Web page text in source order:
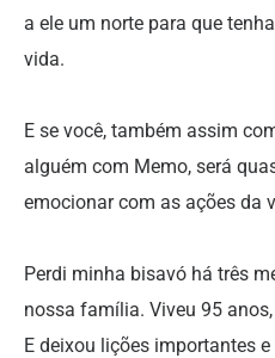
a ele um norte para que
vida.
E se você, também assim
alguém com Memo, será
emocionar com as ações da
Perdi minha bisavó há três
nossa família. Viveu 95
E deixou lições importantes